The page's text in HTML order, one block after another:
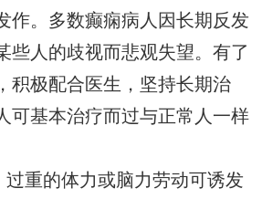
作。多数癫痫病人因长期反发
些人的歧视而悲观失望。有了
积极配合医生，坚持长期治
可基本治疗而过与正常人一样
过重的体力或脑力劳动可诱发